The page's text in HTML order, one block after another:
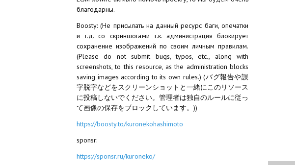
благодарны.
Boosty: (Не присылать на данный ресурс баги, опечатки
и т.д. со скриншотами т.к. администрация блокирует
сохранение изображений по своим личным правилам.
(Please do not submit bugs, typos, etc., along with
screenshots, to this resource, as the administration blocks
saving images according to its own rules.) (バグ報告や誤
字脱字などをスクリーンショットと一緒にこのリソース
に投稿しないでください。管理者は独自のルールに従っ
て画像の保存をブロックしています。))
https://boosty.to/kuronekohashimoto
sponsr:
https://sponsr.ru/kuroneko/